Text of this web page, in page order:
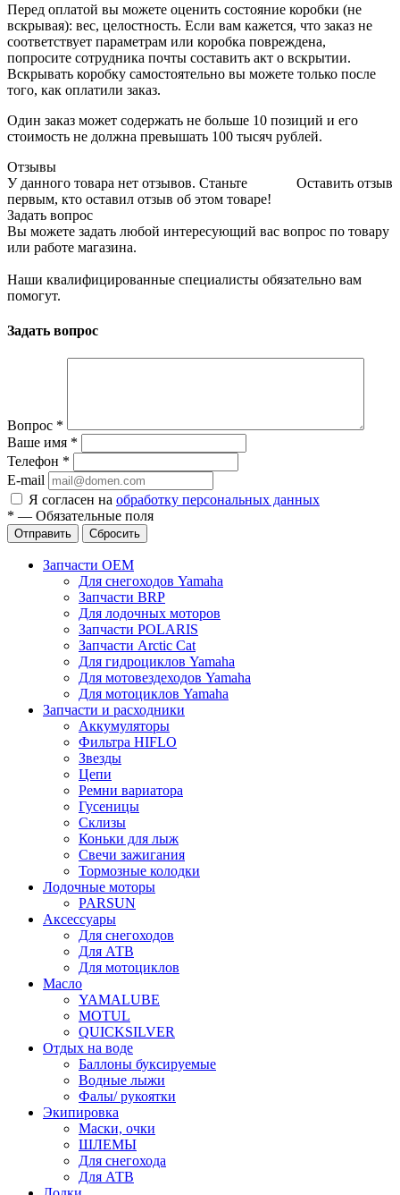
Перед оплатой вы можете оценить состояние коробки (не
вскрывая): вес, целостность. Если вам кажется, что заказ не
соответствует параметрам или коробка повреждена,
попросите сотрудника почты составить акт о вскрытии.
Вскрывать коробку самостоятельно вы можете только после
того, как оплатили заказ.
Один заказ может содержать не больше 10 позиций и его
стоимость не должна превышать 100 тысяч рублей.
Отзывы
Оставить отзыв
У данного товара нет отзывов. Станьте
первым, кто оставил отзыв об этом товаре!
Задать вопрос
Вы можете задать любой интересующий вас вопрос по товару
или работе магазина.
Наши квалифицированные специалисты обязательно вам
помогут.
Задать вопрос
Вопрос *
Ваше имя *
Телефон *
E-mail
Я согласен на обработку персональных данных
* — Обязательные поля
Отправить Сбросить
Запчасти OEM
Для снегоходов Yamaha
Запчасти BRP
Для лодочных моторов
Запчасти POLARIS
Запчасти Arctic Cat
Для гидроциклов Yamaha
Для мотовездеходов Yamaha
Для мотоциклов Yamaha
Запчасти и расходники
Аккумуляторы
Фильтра HIFLO
Звезды
Цепи
Ремни вариатора
Гусеницы
Склизы
Коньки для лыж
Свечи зажигания
Тормозные колодки
Лодочные моторы
PARSUN
Аксессуары
Для снегоходов
Для АТВ
Для мотоциклов
Масло
YAMALUBE
MOTUL
QUICKSILVER
Отдых на воде
Баллоны буксируемые
Водные лыжи
Фалы/ рукоятки
Экипировка
Маски, очки
ШЛЕМЫ
Для снегохода
Для АТВ